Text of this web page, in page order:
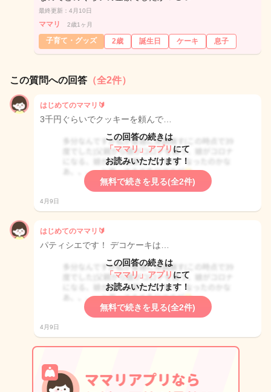
最終更新：4月10日
ママリ 2歳1ヶ月
子育て・グッズ 2歳 誕生日 ケーキ 息子
この質問への回答 （全2件）
はじめてのママリ🔰
3千円ぐらいでクッキーを頼んで…
この回答の続きは
「ママリ」アプリ にて
お読みいただけます！
無料で続きを見る(全2件)
4月9日
はじめてのママリ🔰
パティシエです！ デコケーキは…
この回答の続きは
「ママリ」アプリ にて
お読みいただけます！
無料で続きを見る(全2件)
4月9日